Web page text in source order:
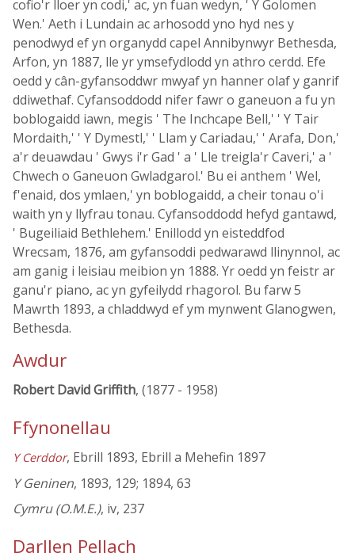
cofio'r lloer yn codi,' ac, yn fuan wedyn, ' Y Golomen
Wen.' Aeth i Lundain ac arhosodd yno hyd nes y
penodwyd ef yn organydd capel Annibynwyr Bethesda,
Arfon, yn 1887, lle yr ymsefydlodd yn athro cerdd. Efe
oedd y cân-gyfansoddwr mwyaf yn hanner olaf y ganrif
ddiwethaf. Cyfansoddodd nifer fawr o ganeuon a fu yn
boblogaidd iawn, megis ' The Inchcape Bell,' ' Y Tair
Mordaith,' ' Y Dymestl,' ' Llam y Cariadau,' ' Arafa, Don,'
a'r deuawdau ' Gwys i'r Gad ' a ' Lle treigla'r Caveri,' a '
Chwech o Ganeuon Gwladgarol.' Bu ei anthem ' Wel,
f'enaid, dos ymlaen,' yn boblogaidd, a cheir tonau o'i
waith yn y llyfrau tonau. Cyfansoddodd hefyd gantawd,
' Bugeiliaid Bethlehem.' Enillodd yn eisteddfod
Wrecsam, 1876, am gyfansoddi pedwarawd llinynnol, ac
am ganig i leisiau meibion yn 1888. Yr oedd yn feistr ar
ganu'r piano, ac yn gyfeilydd rhagorol. Bu farw 5
Mawrth 1893, a chladdwyd ef ym mynwent Glanogwen,
Bethesda.
Awdur
Robert David Griffith, (1877 - 1958)
Ffynonellau
Y Cerddor, Ebrill 1893, Ebrill a Mehefin 1897
Y Geninen, 1893, 129; 1894, 63
Cymru (O.M.E.), iv, 237
Darllen Pellach